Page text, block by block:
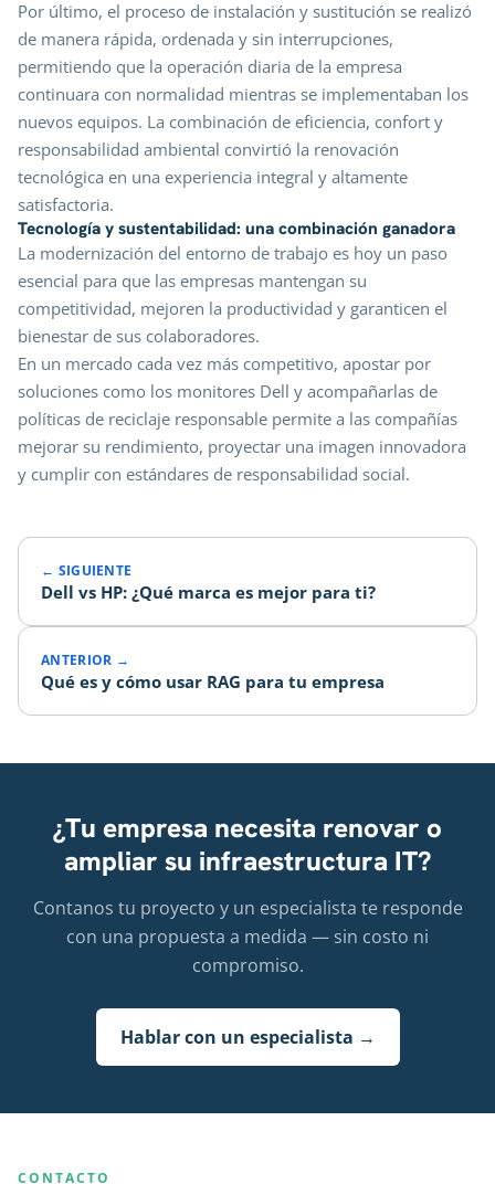
Por último, el proceso de instalación y sustitución se realizó
de manera rápida, ordenada y sin interrupciones,
permitiendo que la operación diaria de la empresa
continuara con normalidad mientras se implementaban los
nuevos equipos. La combinación de eficiencia, confort y
responsabilidad ambiental convirtió la renovación
tecnológica en una experiencia integral y altamente
satisfactoria.
Tecnología y sustentabilidad: una combinación ganadora
La modernización del entorno de trabajo es hoy un paso
esencial para que las empresas mantengan su
competitividad, mejoren la productividad y garanticen el
bienestar de sus colaboradores.
En un mercado cada vez más competitivo, apostar por
soluciones como los monitores Dell y acompañarlas de
políticas de reciclaje responsable permite a las compañías
mejorar su rendimiento, proyectar una imagen innovadora
y cumplir con estándares de responsabilidad social.
← SIGUIENTE
Dell vs HP: ¿Qué marca es mejor para ti?
ANTERIOR →
Qué es y cómo usar RAG para tu empresa
¿Tu empresa necesita renovar o
ampliar su infraestructura IT?
Contanos tu proyecto y un especialista te responde
con una propuesta a medida — sin costo ni
compromiso.
Hablar con un especialista →
CONTACTO